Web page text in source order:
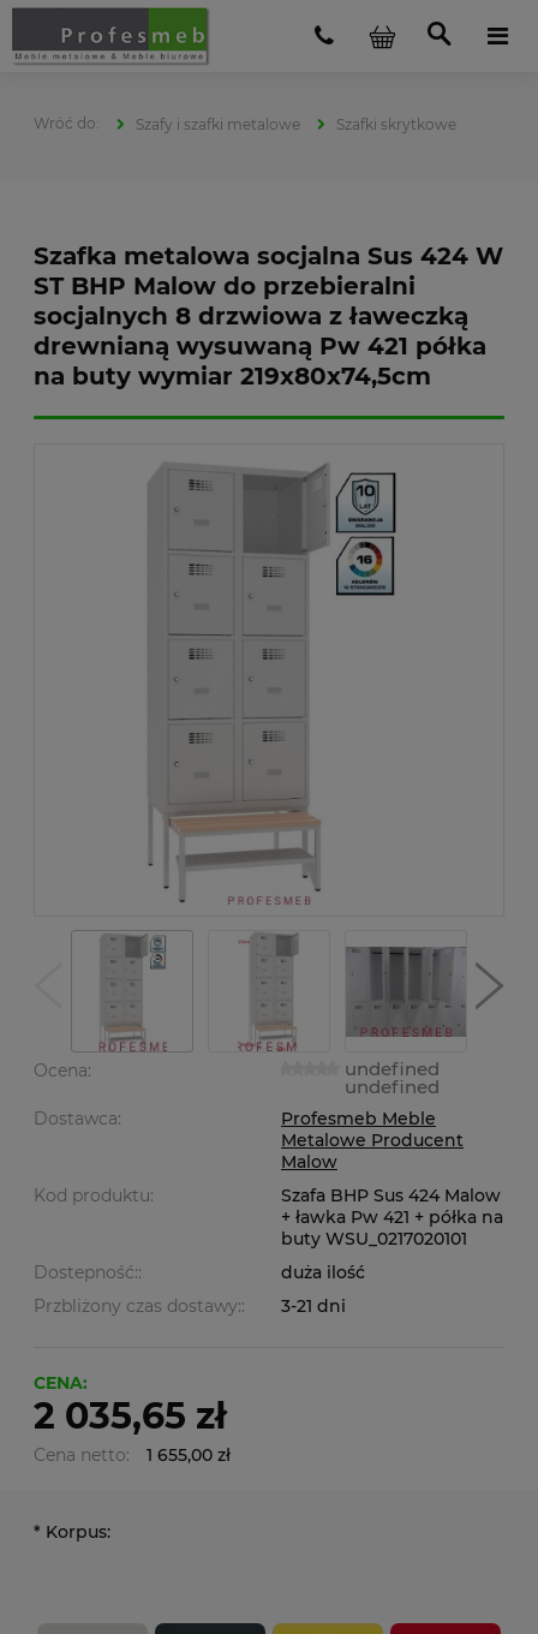
Szafy i szafki metalowe Szafki skrytkowe
Szafka metalowa socjalna Sus 424 W
ST BHP Malow do przebieralni
socjalnych 8 drzwiowa z ławeczką
drewnianą wysuwaną Pw 421 półka
na buty wymiar 219x80x74,5cm
Ocena: undefined
undefined
Dostawca:
Profesmeb Meble
Metalowe Producent
Malow
Kod produktu:
Szafa BHP Sus 424 Malow
+ ławka Pw 421 + półka na
buty WSU_0217020101
Dostepność::
duża ilość
Przbliżony czas dostawy::
3-21 dni
CENA:
2 035,65 zł
Cena netto: 1 655,00 zł
* Korpus: